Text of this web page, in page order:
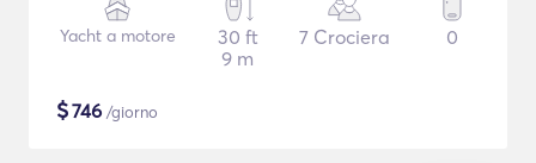
Yacht a motore
30 ft
9 m
7 Crociera 0
$746 /giorno